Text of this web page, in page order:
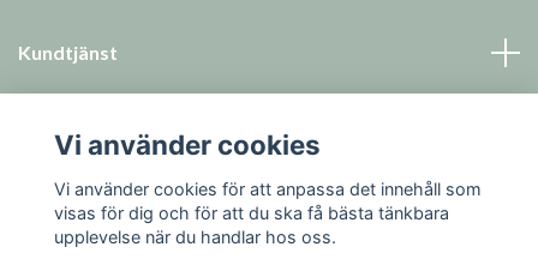
Kundtjänst
Sociala medier
Vi använder cookies
Vi använder cookies för att anpassa det innehåll som
visas för dig och för att du ska få bästa tänkbara
upplevelse när du handlar hos oss.